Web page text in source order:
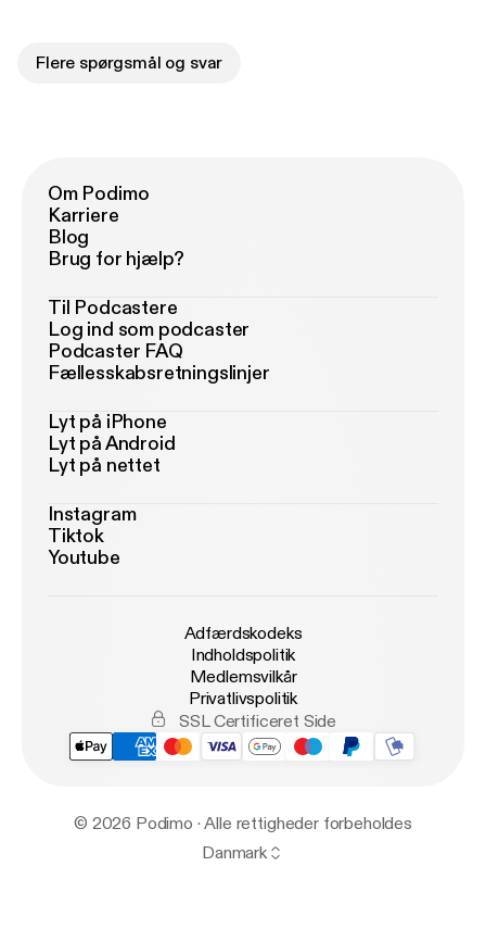
Flere spørgsmål og svar
Om Podimo
Karriere
Blog
Brug for hjælp?
Til Podcastere
Log ind som podcaster
Podcaster FAQ
Fællesskabsretningslinjer
Lyt på iPhone
Lyt på Android
Lyt på nettet
Instagram
Tiktok
Youtube
Adfærdskodeks
Indholdspolitik
Medlemsvilkår
Privatlivspolitik
SSL Certificeret Side
© 2026 Podimo · Alle rettigheder forbeholdes
Danmark